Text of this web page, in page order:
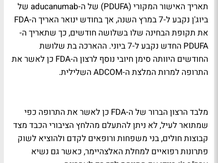
תאריך האישור המקורי (PDUFA) של ה-aducanumab של
ביוג'ן נקבע ל-7 במרץ השנה, אך בחודש ינואר האריך ה-FDA
את תקופת הבחינה שלו בשלושה חודשים, כך שתאריך ה-
PDUFA החדש נקבע ל-7 ביוני. ההארכה בת שלושת
החודשים היוותה סימן חיובי נוסף לרצון ה-FDA כן לאשר את
התרופה למרות המלצת ה-ADCOM השלילית.
מלבד הרצון הברור של ה-FDA כן לאשר את התרופה כפי
שמתואר לעיל, לא ניתן להתעלם מהלחץ הציבורי הכבד מצד
קבוצות חולים, בני משפחות ורופאים לקדם ולהוציא לשוק
פתרונות רפואיים למחלת האלצהיימר, כאשר גם נשיא